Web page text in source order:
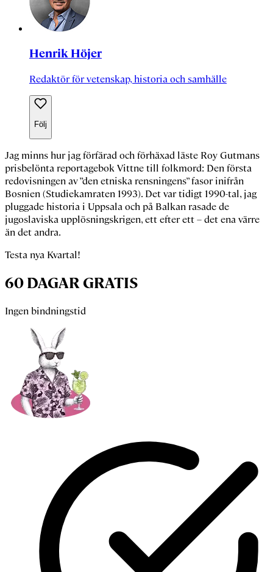
Henrik Höjer
Redaktör för vetenskap, historia och samhälle
Följ
Jag minns hur jag förfärad och förhäxad läste Roy Gutmans
prisbelönta reportagebokVittne till folkmord: Den första
redovisningen av ”den etniska rensningens” fasor inifrån
Bosnien(Studiekamraten 1993). Det var tidigt 1990-tal, jag
pluggade historia i Uppsala och på Balkan rasade de
jugoslaviska upplösningskrigen, ett efter ett – det ena värre
än det andra.
Testa nya Kvartal!
60 DAGAR GRATIS
Ingen bindningstid